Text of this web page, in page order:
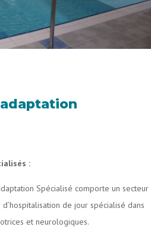
:
Spécialisé comporte un secteur
de jour spécialisé dans
et neurologiques.